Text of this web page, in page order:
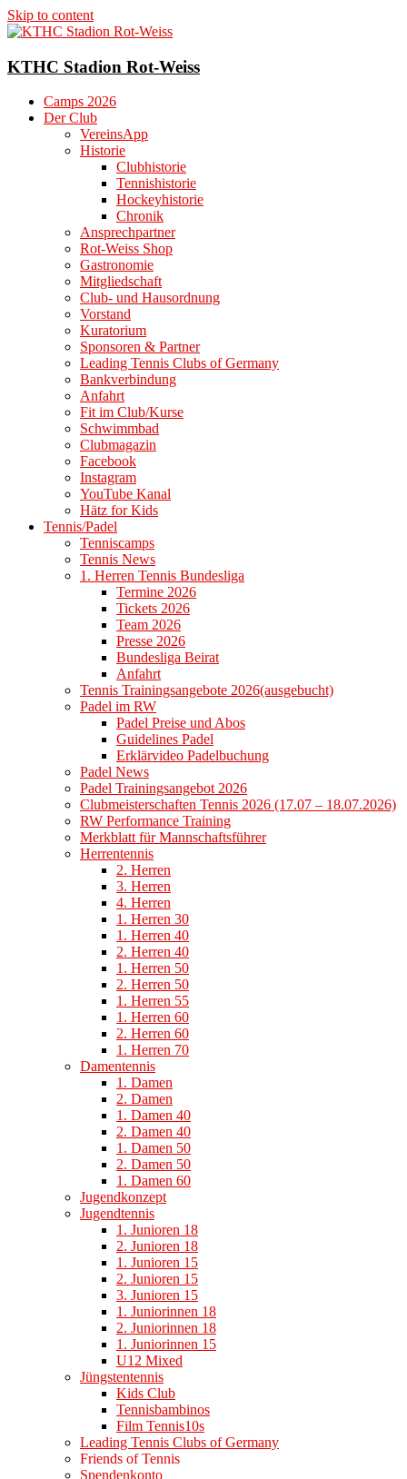
Skip to content
KTHC Stadion Rot-Weiss
Camps 2026
Der Club
VereinsApp
Historie
Clubhistorie
Tennishistorie
Hockeyhistorie
Chronik
Ansprechpartner
Rot-Weiss Shop
Gastronomie
Mitgliedschaft
Club- und Hausordnung
Vorstand
Kuratorium
Sponsoren & Partner
Leading Tennis Clubs of Germany
Bankverbindung
Anfahrt
Fit im Club/Kurse
Schwimmbad
Clubmagazin
Facebook
Instagram
YouTube Kanal
Hätz for Kids
Tennis/Padel
Tenniscamps
Tennis News
1. Herren Tennis Bundesliga
Termine 2026
Tickets 2026
Team 2026
Presse 2026
Bundesliga Beirat
Anfahrt
Tennis Trainingsangebote 2026(ausgebucht)
Padel im RW
Padel Preise und Abos
Guidelines Padel
Erklärvideo Padelbuchung
Padel News
Padel Trainingsangebot 2026
Clubmeisterschaften Tennis 2026 (17.07 – 18.07.2026)
RW Performance Training
Merkblatt für Mannschaftsführer
Herrentennis
2. Herren
3. Herren
4. Herren
1. Herren 30
1. Herren 40
2. Herren 40
1. Herren 50
2. Herren 50
1. Herren 55
1. Herren 60
2. Herren 60
1. Herren 70
Damentennis
1. Damen
2. Damen
1. Damen 40
2. Damen 40
1. Damen 50
2. Damen 50
1. Damen 60
Jugendkonzept
Jugendtennis
1. Junioren 18
2. Junioren 18
1. Junioren 15
2. Junioren 15
3. Junioren 15
1. Juniorinnen 18
2. Juniorinnen 18
1. Juniorinnen 15
U12 Mixed
Jüngstentennis
Kids Club
Tennisbambinos
Film Tennis10s
Leading Tennis Clubs of Germany
Friends of Tennis
Spendenkonto